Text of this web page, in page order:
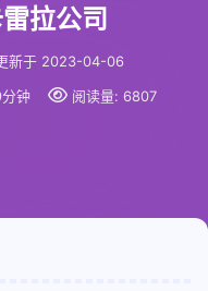
记 拉公司
新于 2023-04-06
钟 阅读量: 6807